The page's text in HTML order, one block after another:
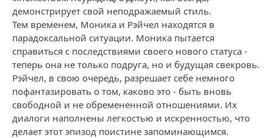
демонстрирует свой неподражаемый стиль.
Тем временем, Моника и Рэйчел находятся в
парадоксальной ситуации. Моника пытается
справиться с последствиями своего нового статуса -
теперь она не только подруга, но и будущая свекровь.
Рэйчел, в свою очередь, разрешает себе немного
пофантазировать о том, каково это - быть вновь
свободной и не обремененной отношениями. Их
диалоги наполнены легкостью и искренностью, что
делает этот эпизод поистине запоминающимся.